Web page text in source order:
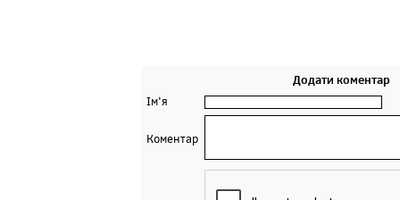
Додати коментар
Ім'я
Коментар